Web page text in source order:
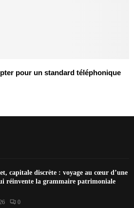
pour un standard téléphonique
capitale discrète : voyage au cœur d’une
réinvente la grammaire patrimoniale
0